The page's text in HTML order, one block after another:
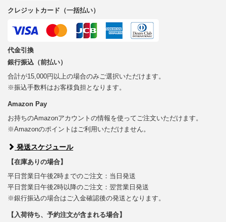
クレジットカード（一括払い）
代金引換
銀行振込（前払い）
合計が15,000円以上の場合のみご選択いただけます。
※振込手数料はお客様負担となります。
Amazon Pay
お持ちのAmazonアカウントの情報を使ってご注文いただけます。
※Amazonのポイントはご利用いただけません。
発送スケジュール
【在庫ありの場合】
平日営業日午後2時までのご注文：当日発送
平日営業日午後2時以降のご注文：翌営業日発送
※銀行振込の場合はご入金確認後の発送となります。
【入荷待ち、予約注文が含まれる場合】